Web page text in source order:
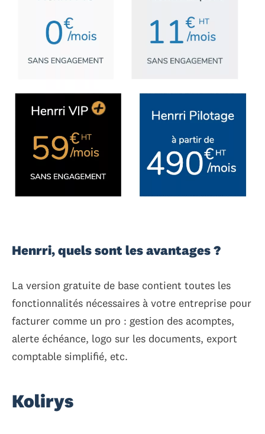
Henrri, quels sont les avantages ?
La version gratuite de base contient toutes les
fonctionnalités nécessaires à votre entreprise pour
facturer comme un pro : gestion des acomptes,
alerte échéance, logo sur les documents, export
comptable simplifié, etc.
Kolirys